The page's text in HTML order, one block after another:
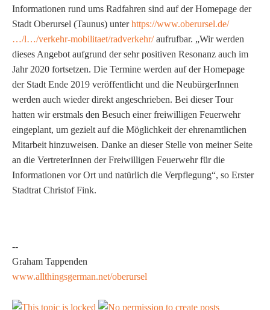
Informationen rund ums Radfahren sind auf der Homepage der
Stadt Oberursel (Taunus) unterhttps://www.oberursel.de/
…/l…/verkehr-mobilitaet/radverkehr/aufrufbar. „Wir werden
dieses Angebot aufgrund der sehr positiven Resonanz auch im
Jahr 2020 fortsetzen. Die Termine werden auf der Homepage
der Stadt Ende 2019 veröffentlicht und die NeubürgerInnen
werden auch wieder direkt angeschrieben. Bei dieser Tour
hatten wir erstmals den Besuch einer freiwilligen Feuerwehr
eingeplant, um gezielt auf die Möglichkeit der ehrenamtlichen
Mitarbeit hinzuweisen. Danke an dieser Stelle von meiner Seite
an die VertreterInnen der Freiwilligen Feuerwehr für die
Informationen vor Ort und natürlich die Verpflegung“, so Erster
Stadtrat Christof Fink.
--
Graham Tappenden
www.allthingsgerman.net/oberursel